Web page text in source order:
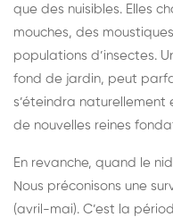
que des nuisibles. Elles
mouches, des
populations d’insectes.
fond de jardin, peut
s’éteindra
de nouvelles reines
En revanche, quand le
Nous préconisons une
(avril-mai). C’est la